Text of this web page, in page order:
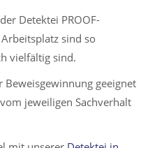
Detektei PROOF-
sind so
vielfältig sind.
Beweisgewinnung geeignet
jeweiligen Sachverhalt